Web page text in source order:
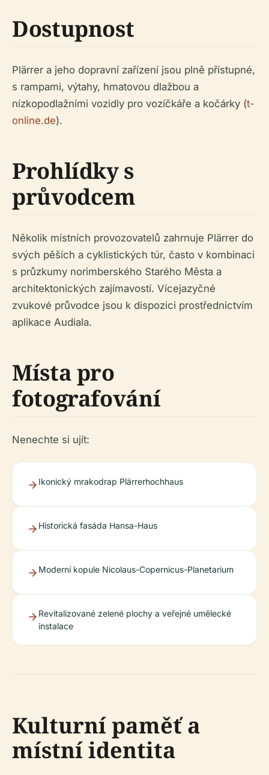
Dostupnost
Plärrer a jeho dopravní zařízení jsou plně přístupné,
s rampami, výtahy, hmatovou dlažbou a
nízkopodlažními vozidly pro vozíčkáře a kočárky (t-
online.de).
Prohlídky s
průvodcem
Několik místních provozovatelů zahrnuje Plärrer do
svých pěších a cyklistických túr, často v kombinaci
s průzkumy norimberského Starého Města a
architektonických zajímavostí. Vícejazyčné
zvukové průvodce jsou k dispozici prostřednictvím
aplikace Audiala.
Místa pro
fotografování
Nenechte si ujít:
Ikonický mrakodrap Plärrerhochhaus
Historická fasáda Hansa-Haus
Moderní kopule Nicolaus-Copernicus-Planetarium
Revitalizované zelené plochy a veřejné umělecké
instalace
Kulturní paměť a
místní identita